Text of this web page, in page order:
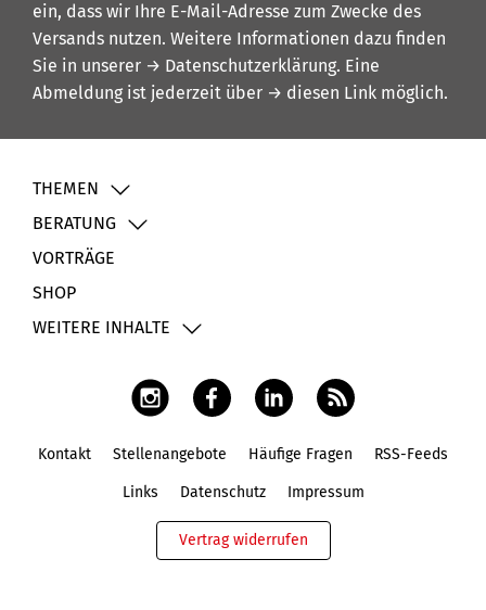
ein, dass wir Ihre E-Mail-Adresse zum Zwecke des
Versands nutzen. Weitere Informationen dazu finden
Sie in unserer → Datenschutzerklärung. Eine
Abmeldung ist jederzeit über → diesen Link möglich.
THEMEN
BERATUNG
VORTRÄGE
SHOP
WEITERE INHALTE
Kontakt Stellenangebote Häufige Fragen RSS-Feeds
Links Datenschutz Impressum
Vertrag widerrufen